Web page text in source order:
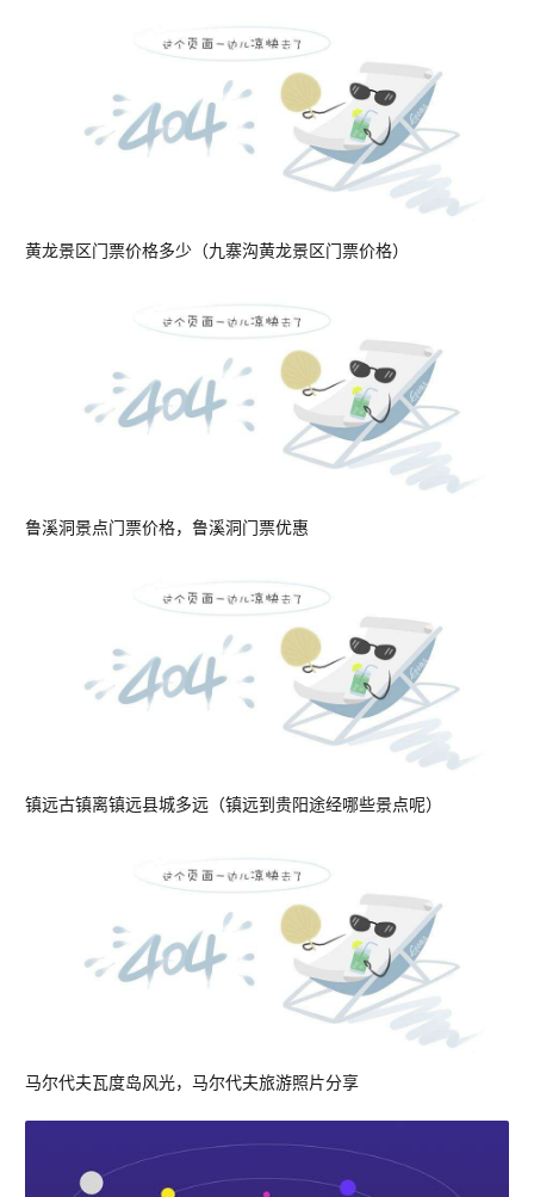
黄龙景区门票价格多少（九寨沟黄龙景区门票价格）
鲁溪洞景点门票价格，鲁溪洞门票优惠
镇远古镇离镇远县城多远（镇远到贵阳途经哪些景点呢）
马尔代夫瓦度岛风光，马尔代夫旅游照片分享